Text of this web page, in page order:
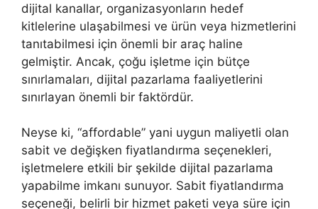
dijital kanallar, organizasyonların hedef
kitlelerine ulaşabilmesi ve ürün veya hizmetlerini
tanıtabilmesi için önemli bir araç haline
gelmiştir. Ancak, çoğu işletme için bütçe
sınırlamaları, dijital pazarlama faaliyetlerini
sınırlayan önemli bir faktördür.
Neyse ki, “affordable” yani uygun maliyetli olan
sabit ve değişken fiyatlandırma seçenekleri,
işletmelere etkili bir şekilde dijital pazarlama
yapabilme imkanı sunuyor. Sabit fiyatlandırma
seçeneği, belirli bir hizmet paketi veya süre için